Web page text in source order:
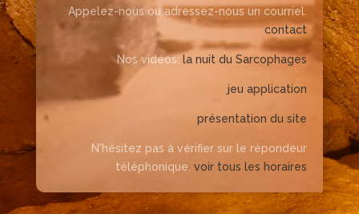
Appelez-nous ou adressez-nous un courriel.
contact
Nos vidéos: la nuit du Sarcophages
jeu application
présentation du site
N'hésitez pas à vérifier sur le répondeur
téléphonique. voir tous les horaires